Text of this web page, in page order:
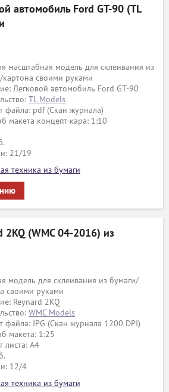
автомобиль Ford GT-90 (TL
масштабная модель для склеивания из
картона своими руками
Легковой автомобиль Ford GT-90
TL Models
файла: pdf (Скан журнала)
макета концепт-кара: 1:10
21/19
техника из бумаги
(WMC 04-2016) из
модель для склеивания из бумаги/
своими руками
Reynard 2KQ
WMC Models
файла: JPG (Скан журнала 1200 DPI)
макета: 1:25
листа: А4
12/4
техника из бумаги